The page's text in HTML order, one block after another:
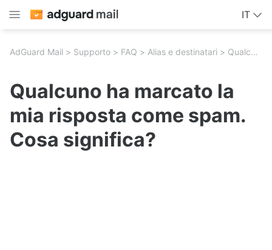
IT
AdGuard Mail Supporto FAQ Alias e destinatari Qualcuno ha marcato la mia risposta come spam. Cosa significa?
Qualcuno ha marcato la
mia risposta come spam.
Cosa significa?